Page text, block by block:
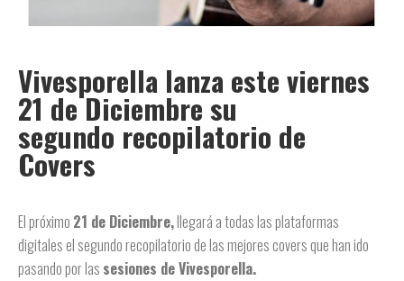
Vivesporella lanza este viernes
21 de Diciembre su
segundo recopilatorio de
Covers
El próximo 21 de Diciembre,llegará a todas las plataformas
digitales el segundo recopilatorio de las mejores covers que han ido
pasando por las sesiones de Vivesporella.